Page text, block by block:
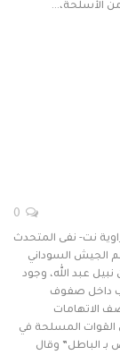
الأسلحة،…
نت- نفى المتحدث
الجيش السوداني
نبيل عبد الله، وجود
داخل صفوف
الاتهامات
القوات المسلحة في
الباطل” وقال